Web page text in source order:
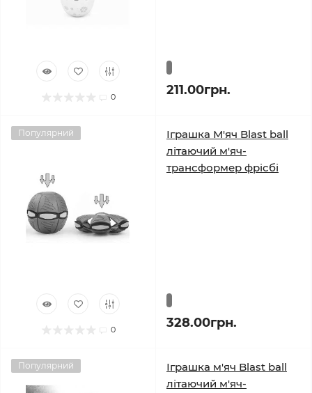
0 211.00грн.
Популярний
0
Іграшка М'яч Blast ball
літаючий м'яч-
трансформер фрісбі
328.00грн.
Популярний
Іграшка м'яч Blast ball
літаючий м'яч-